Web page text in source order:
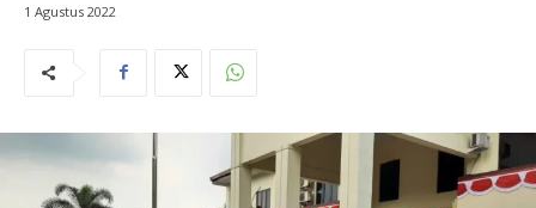
1 Agustus 2022